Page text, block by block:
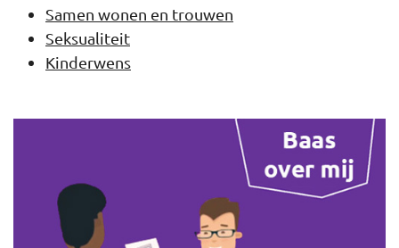
Samen wonen en trouwen
Seksualiteit
Kinderwens